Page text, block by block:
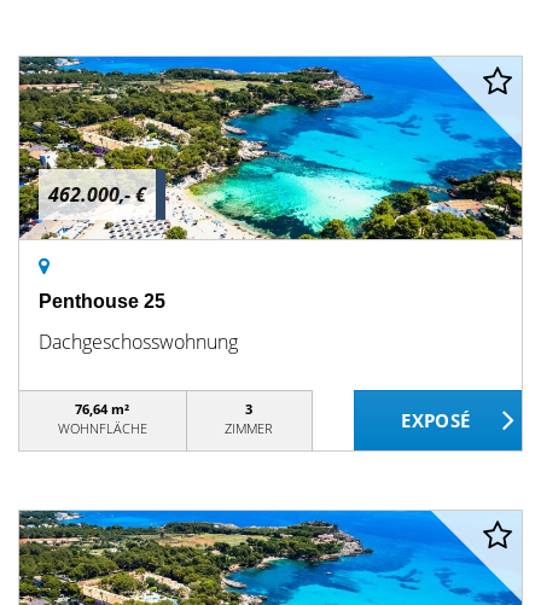
462.000,- €
Penthouse 25
Dachgeschosswohnung
76,64 m²
WOHNFLÄCHE
3
ZIMMER